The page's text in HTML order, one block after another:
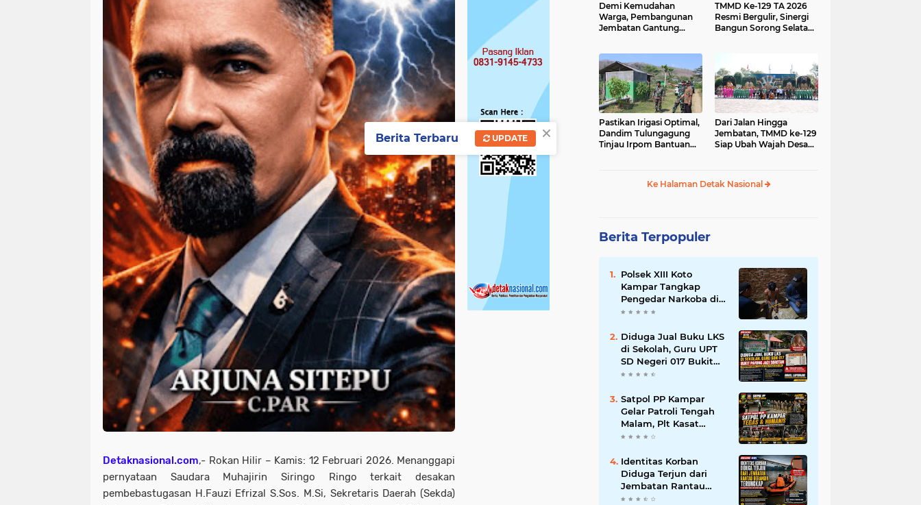
Detaknasional.com,- Rokan Hilir – Kamis: 12 Februari 2026. Menanggapi
pernyataan Saudara Muhajirin Siringo Ringo terkait desakan
pembebastugasan H.Fauzi Efrizal S.Sos. M.Si, Sekretaris Daerah (Sekda)
Demi Kemudahan
Warga, Pembangunan
Jembatan Gantung
TMMD Ke-129 TA 2026
Resmi Bergulir, Sinergi
Bangun Sorong Selatan
Pastikan Irigasi Optimal,
Dandim Tulungagung
Tinjau Irpom Bantuan
Dari Jalan Hingga
Jembatan, TMMD ke-129
Siap Ubah Wajah Desa
Ke Halaman Detak Nasional
Berita Terpopuler
Polsek XIII Koto
Kampar Tangkap
Pengedar Narkoba di
Desa Gunung Bungsu
Diduga Jual Buku LKS
di Sekolah, Guru UPT
SD Negeri 017 Bukit
Payung Jadi Sorotan,
Tegaskan Tidak
Pernah Beri Izin
Satpol PP Kampar
Gelar Patroli Tengah
Malam, Plt Kasat
Turun Langsung
Publik dan Warung
Karaoke
Identitas Korban
Diduga Terjun dari
Jembatan Rantau
Berangin Terungkap,
×
Berita Terbaru UPDATE